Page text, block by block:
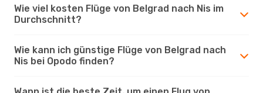
Wie viel kosten Flüge von Belgrad nach Nis im
Durchschnitt?
Wie kann ich günstige Flüge von Belgrad nach
Nis bei Opodo finden?